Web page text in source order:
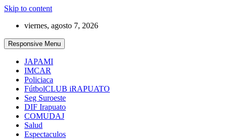
Skip to content
viernes, agosto 7, 2026
Responsive Menu
JAPAMI
IMCAR
Policiaca
FútbolCLUB iRAPUATO
Seg Suroeste
DIF Irapuato
COMUDAJ
Salud
Espectaculos